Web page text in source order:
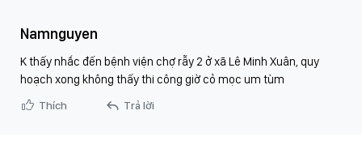
Namnguyen
K thấy nhắc đến bệnh viện chợ rẫy 2 ở xã Lê Minh Xuân, quy
hoạch xong không thấy thi công giờ cỏ mọc um tùm
Thích Trả lời